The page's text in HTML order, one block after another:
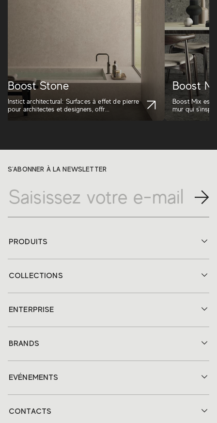
Boost Stone
Instict architectural: Surfaces à effet de pierre
pour architectes et designers, offr...
Boost
Boost Mix est
mur qui
S'ABONNER À LA NEWSLETTER
PRODUITS
COLLECTIONS
ENTERPRISE
BRANDS
EVÉNEMENTS
CONTACTS